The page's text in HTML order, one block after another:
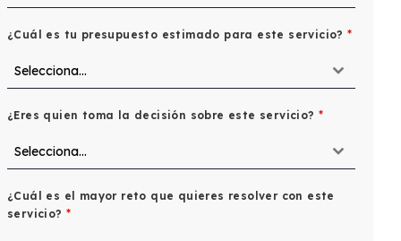
¿Cuál es tu presupuesto estimado para este servicio?*
Selecciona...
¿Eres quien toma la decisión sobre este servicio? *
Selecciona...
¿Cuál es el mayor reto que quieres resolver con este
servicio?*